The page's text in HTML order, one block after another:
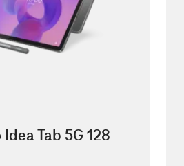
Tab 5G 128